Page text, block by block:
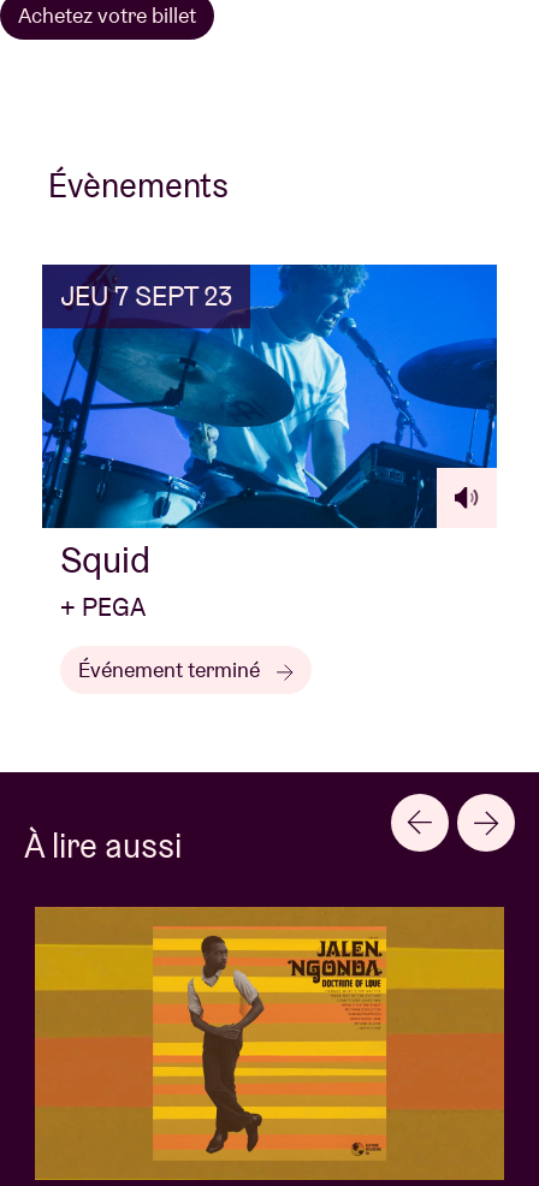
Achetez votre billet
Évènements
JEU 7 SEPT 23
Squid
+ PEGA
Événement terminé
À lire aussi